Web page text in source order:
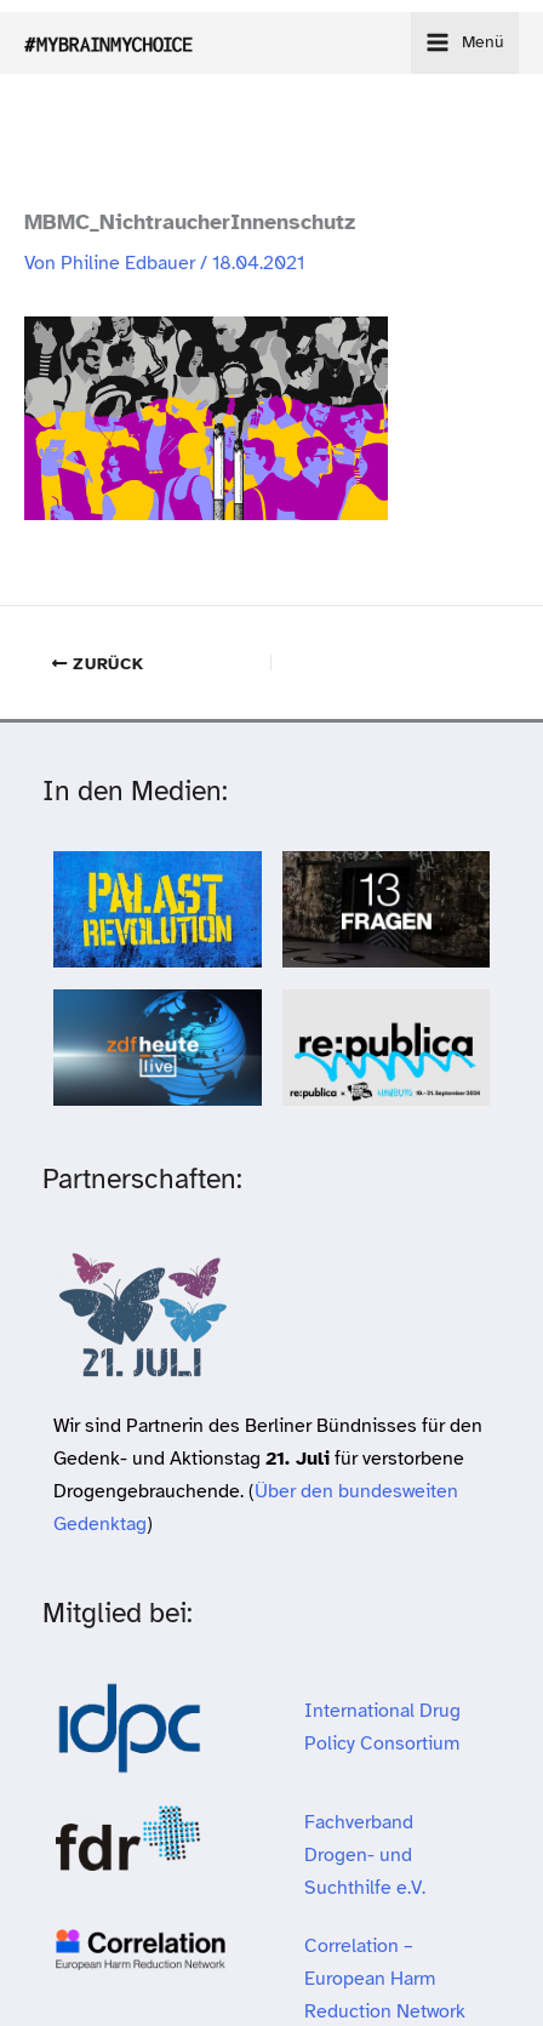
Inhalt
Menü
MBMC_​NichtraucherInnenschutz
Von Philine Edbauer/18.04.2021
ZURÜCK
In den Medien:
Partnerschaften:
Wir sind Partnerin des Berliner Bündnisses für den
Gedenk- und Aktionstag 21. Julifür verstorbene
Drogengebrauchende. (Über den bundesweiten
Gedenktag)
Mitglied bei:
International Drug
Policy Consortium
Fachverband
Drogen- und
Suchthilfe e.V.
Correlation –
European Harm
Reduction Network